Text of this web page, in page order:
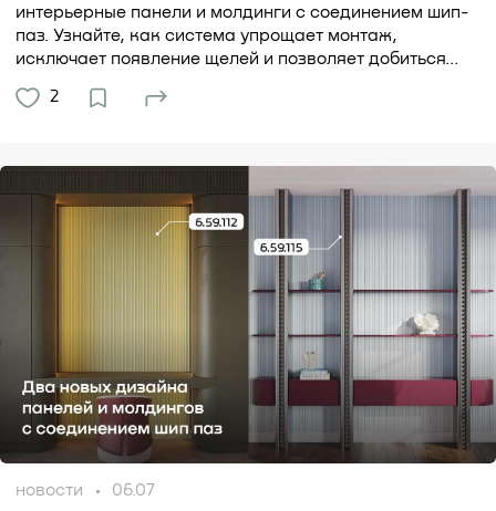
интерьерные панели и молдинги с соединением шип-
паз. Узнайте, как система упрощает монтаж,
исключает появление щелей и позволяет добиться...
2
новости 06.07